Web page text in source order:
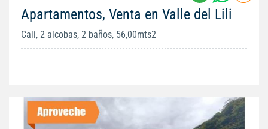
Apartamentos, Venta en Valle del Lili
Cali, 2 alcobas, 2 baños, 56,00mts2